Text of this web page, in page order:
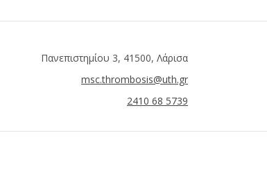
Πανεπιστημίου 3, 41500, Λάρισα
msc.thrombosis@uth.gr
2410 68 5739